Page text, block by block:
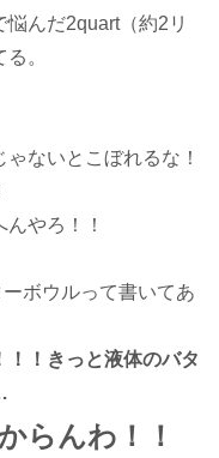
んだ2quart（約2リ
。
ないとこぼれるな！
やろ！！
ボウルって書いてあ
！きっと液体のバタ
らんわ！！